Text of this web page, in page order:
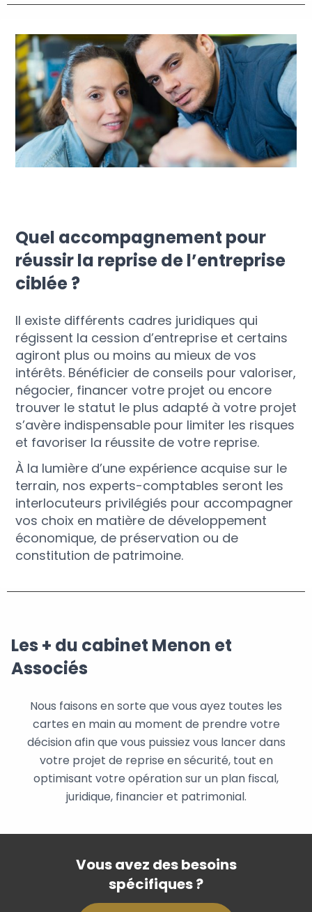
Quel accompagnement pour
réussir la reprise de l’entreprise
ciblée ?
Il existe différents cadres juridiques qui
régissent la cession d’entreprise et certains
agiront plus ou moins au mieux de vos
intérêts. Bénéficier de conseils pour valoriser,
négocier, financer votre projet ou encore
trouver le statut le plus adapté à votre projet
s’avère indispensable pour limiter les risques
et favoriser la réussite de votre reprise.
À la lumière d’une expérience acquise sur le
terrain, nos experts-comptables seront les
interlocuteurs privilégiés pour accompagner
vos choix en matière de développement
économique, de préservation ou de
constitution de patrimoine.
Les + du cabinet Menon et
Associés
Nous faisons en sorte que vous ayez toutes les
cartes en main au moment de prendre votre
décision afin que vous puissiez vous lancer dans
votre projet de reprise en sécurité, tout en
optimisant votre opération sur un plan fiscal,
juridique, financier et patrimonial.
Vous avez des besoins
spécifiques ?